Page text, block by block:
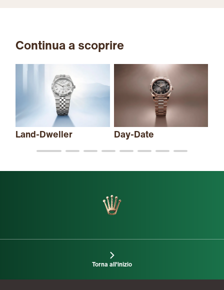
Continua a scoprire
Land-Dweller Day-Date
Torna all'inizio